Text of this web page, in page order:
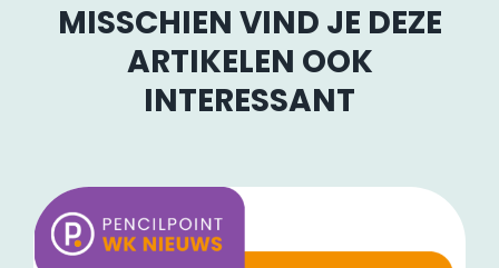
MISSCHIEN VIND JE DEZE
ARTIKELEN OOK
INTERESSANT